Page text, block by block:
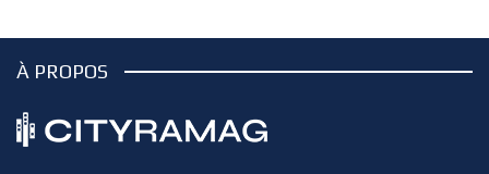
À PROPOS